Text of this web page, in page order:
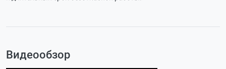
Видеообзор